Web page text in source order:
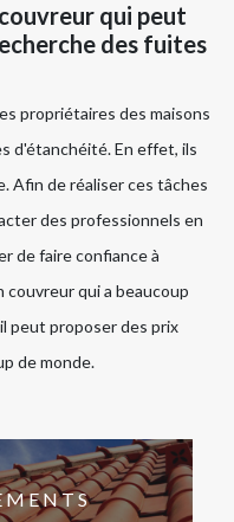
qui peut
des fuites
propriétaires des maisons
d'étanchéité. En effet, ils
Afin de réaliser ces tâches
des professionnels en
de faire confiance à
qui a beaucoup
peut proposer des prix
de monde.